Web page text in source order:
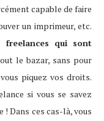
capable de faire
un imprimeur, etc.
qui sont
le bazar, sans pour
piquez vos droits.
si vous se savez
! Dans ces cas-là, vous